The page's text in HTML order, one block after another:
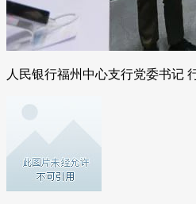
人民银行福州中心支行党委书记